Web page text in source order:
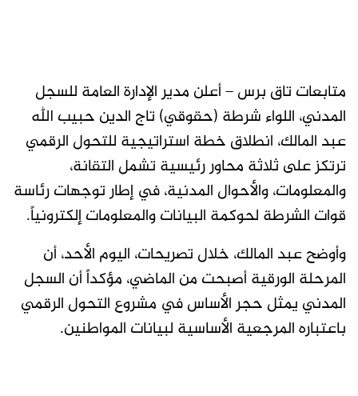
متابعات تاق برس – أعلن مدير الإدارة العامة للسجل
المدني، اللواء شرطة (حقوقي) تاج الدين حبيب الله
عبد المالك، انطلاق خطة استراتيجية للتحول الرقمي
ترتكز على ثلاثة محاور رئيسية تشمل التقانة،
والمعلومات، والأحوال المدنية، في إطار توجهات رئاسة
قوات الشرطة لحوكمة البيانات والمعلومات إلكترونياً.
وأوضح عبد المالك، خلال تصريحات، اليوم الأحد، أن
المرحلة الورقية أصبحت من الماضي، مؤكداً أن السجل
المدني يمثل حجر الأساس في مشروع التحول الرقمي
باعتباره المرجعية الأساسية لبيانات المواطنين.